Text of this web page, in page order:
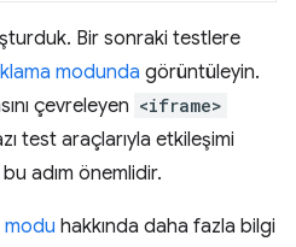
Bir sonraki testlere
modunda görüntüleyin.
çevreleyen <iframe>
test araçlarıyla etkileşimi
adım önemlidir.
modu hakkında daha fazla bilgi